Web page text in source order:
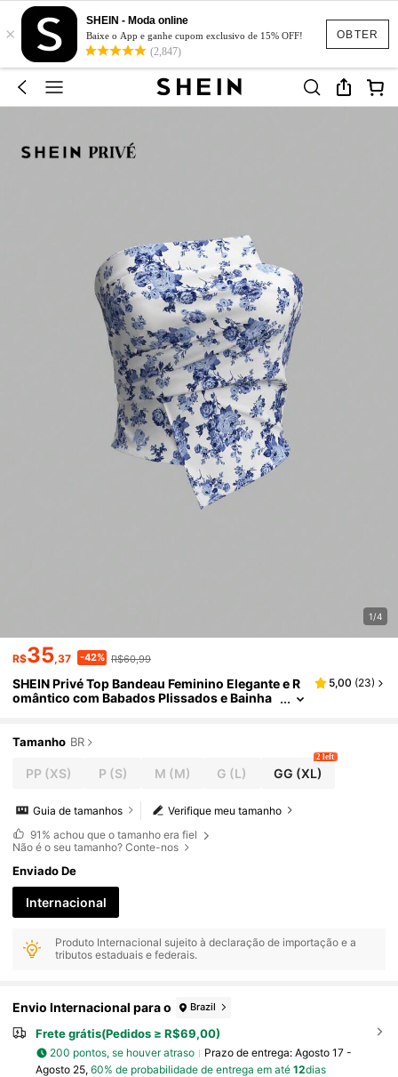
OBTER
×
SHEIN - Moda online
Baixe o App e ganhe cupom exclusivo de 15% OFF!
(2,847)
1/4
R$35,37 -42% R$60,99
SHEIN Privé Top Bandeau Feminino Elegante e R
omântico com Babados Plissados e Bainha
5,00 (23)
Tamanho BR
PP (XS) P (S) M (M) G (L) GG (XL)
2 left
Verifique meu tamanho
Guia de tamanhos
91% achou que o tamanho era fiel
Não é o seu tamanho? Conte-nos
Enviado De
Internacional
Produto Internacional sujeito à declaração de importação e a
tributos estaduais e federais.
Envio Internacional para o Brazil
Frete grátis(Pedidos ≥ R$69,00)
200 pontos, se houver atraso Prazo de entrega: Agosto 17 -
Agosto 25, 60% de probabilidade de entrega em até 12dias